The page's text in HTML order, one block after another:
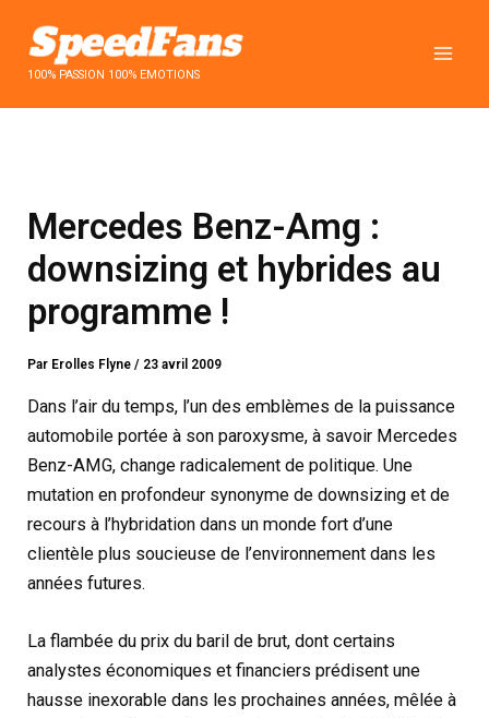
contenu100% PASSION 100% EMOTIONS
Mercedes Benz-Amg :
downsizing et hybrides au
programme !
Par Erolles Flyne/ 23 avril 2009
Dans l’air du temps, l’un des emblèmes de la puissance
automobile portée à son paroxysme, à savoir Mercedes
Benz-AMG, change radicalement de politique. Une
mutation en profondeur synonyme de downsizing et de
recours à l’hybridation dans un monde fort d’une
clientèle plus soucieuse de l’environnement dans les
années futures.
La flambée du prix du baril de brut, dont certains
analystes économiques et financiers prédisent une
hausse inexorable dans les prochaines années, mêlée à